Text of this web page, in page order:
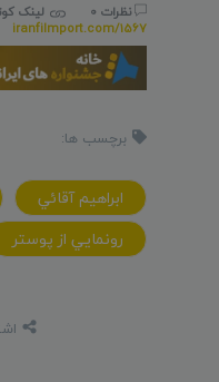
نظرات 0
لینک
iranfilmport.com/1567
برچسب ها:
ابراهيم آقائي
رونمايي از پوستر